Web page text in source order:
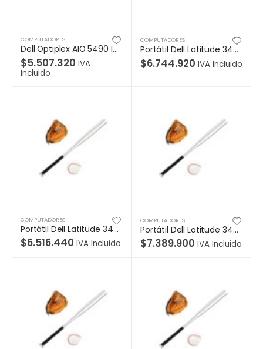
COMPUTADORES
Dell Optiplex AIO 5490 Intel Core i5-10500T de décima generación (6 núcleos, caché de 12 MB, 2,3 GHz a 3,8 GHz, 35 W), 8GB, 1x8GB, memoria DDR4 no ECC, Unidad de disco duro SATA de 1 TB a 7200 rpm de 2,5 pulgadas, Windows 10 Pro Inglés, francés, español, 23,8 FHD 1920 x 1080 IPS antirreflejo no táctil, cámara, UMA, fuente de alimentación de bronce
$5.507.320 IVA
Incluido
COMPUTADORES
Portátil Dell Latitude 3420 Intel Core i7-1165G7 (4 Core, 12M Cache, base 2.8 GHz, up to 4.7 GHz), Memoria 16GB, 2x8GB, DDR4 Non-ECC, Unidad de estado sólido M.2 512GB PCIe NVMe Class 35 Solid State Drive, NVIDIA GeForce y MX450 (2 GB DDR5), Windows 10 Pro (Includes Windows 11 Pro License) Inglés, francés, español, Pantalla 14 FHD (1920 x 1080) AG
$6.744.920 IVA Incluido
COMPUTADORES
Portátil Dell Latitude 3420 Intel Core i7-1165G7 (4 Core, 12M Cache, base 2.8 GHz, up to 4.7 GHz), Memoria 16 GB, 2×8 GB, DDR4 sin ECC, Unidad de estado sólido M.2 512GB PCIe NVMe Class 35 Solid State Drive, Disco Duro SATA de 2.5 1TB 5400RPM, NVIDIA GeForce y MX450 (2 GB DDR5), Windows 10 Pro (Includes Windows 11 Pro License) Inglés, francés, esp
$6.516.440 IVA Incluido
COMPUTADORES
Portátil Dell Latitude 3420 Intel Core i7-1165G7 (4 Core, 12M Cache, base 2.8 GHz, up to 4.7 GHz), Memoria 16GB, 2x8GB, DDR4 Non-ECC, Unidad de estado sólido M.2 1TB PCIe NVMe Class 40 Solid State Drive, NVIDIA GeForce y MX450 (2 GB DDR5), Windows 10 Pro (Includes Windows 11 Pro License) Inglés, francés, español, Pantalla 14 FHD (1920 x 1080) AG n
$7.389.900 IVA Incluido